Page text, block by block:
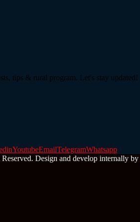
tips & rural program. Let's stay updated!
YoutubeEmailTelegramWhatsapp
Design and develop internally by